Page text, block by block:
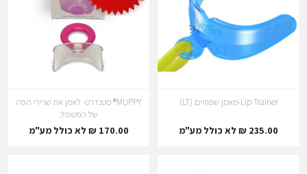
Lip Trainer-מאמן שפתיים (LT)
235.00 ₪ לא כולל מע"מ
MUPPY® סטנדרט- לאמן את שרירי הפה
של המטופל.
170.00 ₪ לא כולל מע"מ